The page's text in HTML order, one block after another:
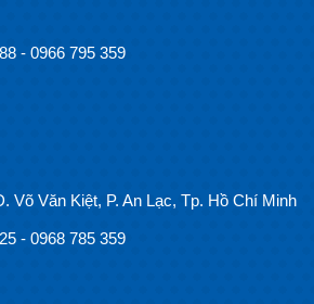
- 0966 795 359
Võ Văn Kiệt, P. An Lạc, Tp. Hồ Chí Minh
- 0968 785 359